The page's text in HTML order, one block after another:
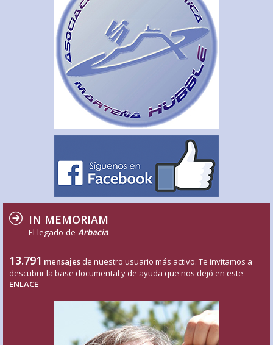
IN MEMORIAM
El legado de Arbacia
13.791 mensajes de nuestro usuario más activo. Te invitamos a
descubrir la base documental y de ayuda que nos dejó en este
ENLACE